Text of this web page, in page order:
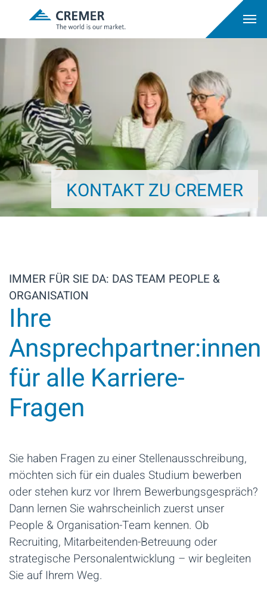
KONTAKT ZU CREMER
IMMER FÜR SIE DA: DAS TEAM PEOPLE &
ORGANISATION
Ihre
Ansprechpartner:innen
für alle Karriere-
Fragen
Sie haben Fragen zu einer Stellenausschreibung,
möchten sich für ein duales Studium bewerben
oder stehen kurz vor Ihrem Bewerbungsgespräch?
Dann lernen Sie wahrscheinlich zuerst unser
People & Organisation-Team kennen. Ob
Recruiting, Mitarbeitenden-Betreuung oder
strategische Personalentwicklung – wir begleiten
Sie auf Ihrem Weg.